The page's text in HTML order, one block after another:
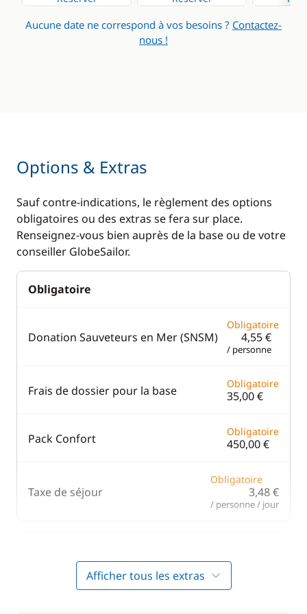
Micro-ondes
Réfrigérateur
Générateur
Panneaux solaires
Aucune date ne correspond à vos besoins ? Contactez-
nous !
Options & Extras
Sauf contre-indications, le règlement des options
obligatoires ou des extras se fera sur place.
Renseignez-vous bien auprès de la base ou de votre
conseiller GlobeSailor.
Obligatoire
Donation Sauveteurs en Mer (SNSM)
Obligatoire
4,55 €
/ personne
Frais de dossier pour la base Obligatoire
35,00 €
Pack Confort Obligatoire
450,00 €
Taxe de séjour
Obligatoire
3,48 €
/ personne / jour
Inclus dans le pack confort
Afficher tous les extras